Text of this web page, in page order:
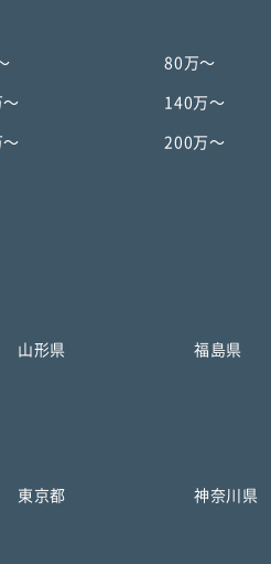
80万〜
〜 140万〜
〜 200万〜
山形県 福島県
東京都 神奈川県